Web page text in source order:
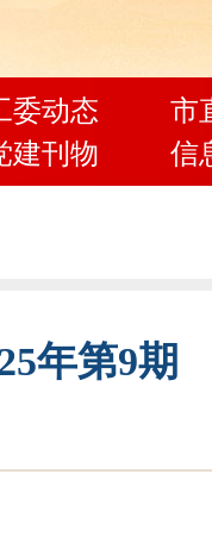
委动态
建刊物
市
信
年第9期